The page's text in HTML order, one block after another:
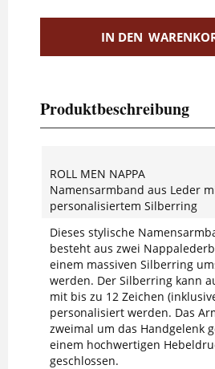
IN DEN
Produktbeschreibung
ROLL MEN NAPPA
Namensarmband aus Leder
personalisiertem Silberring
Dieses stylische
besteht aus zwei
einem massiven Silberring
werden. Der Silberring kann
mit bis zu 12 Zeichen
personalisiert werden. Das
zweimal um das Handgelenk
einem hochwertigen
geschlossen.